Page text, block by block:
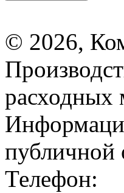
© 2026,
расходных
Телефон: